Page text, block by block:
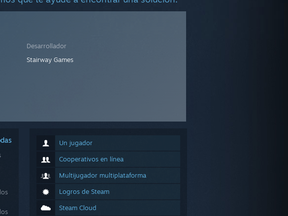
Desarrollador
Stairway Games
Un jugador
Cooperativos en línea
Multijugador multiplataforma
Logros de Steam
Steam Cloud